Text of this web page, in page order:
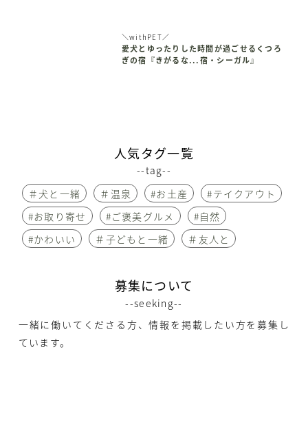
＼withPET／
愛犬とゆったりした時間が過ごせるくつろ
ぎの宿『きがるな...宿・シーガル』
人気タグ一覧
--tag--
＃犬と一緒
＃温泉 #お土産
#テイクアウト
#お取り寄せ
#ご褒美グルメ
#自然
#かわいい
＃子どもと一緒 ＃友人と
募集について
--seeking--
一緒に働いてくださる方、情報を掲載したい方を募集し
ています。